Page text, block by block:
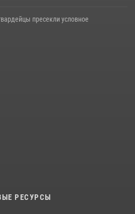
пресекли условное
РЕСУРСЫ